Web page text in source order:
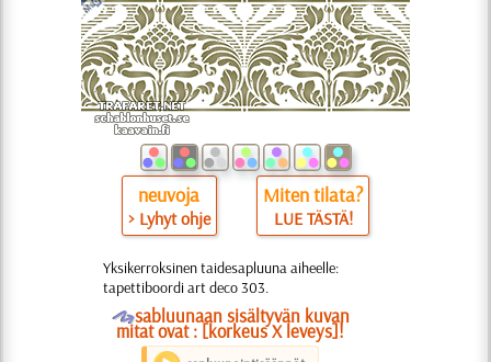
neuvoja
> Lyhyt ohje
Miten tilata?
LUE TÄSTÄ!
Yksikerroksinen taidesapluuna aiheelle:
tapettiboordi art deco 303.
Osabluunaan sisältyvän kuvan
mitat ovat : [korkeus X leveys]!